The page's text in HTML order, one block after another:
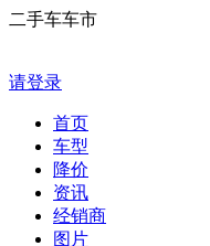
二手车车市
请登录
首页
车型
降价
资讯
经销商
图片